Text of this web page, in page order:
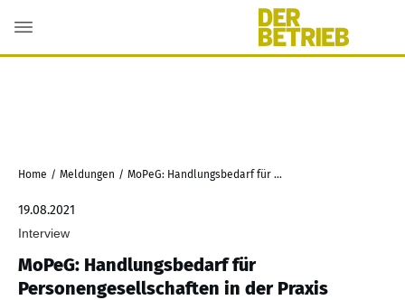
Home / Meldungen / MoPeG: Handlungsbedarf für Personengesellschaften in der Praxis
19.08.2021
Interview
MoPeG: Handlungsbedarf für
Personengesellschaften in der Praxis